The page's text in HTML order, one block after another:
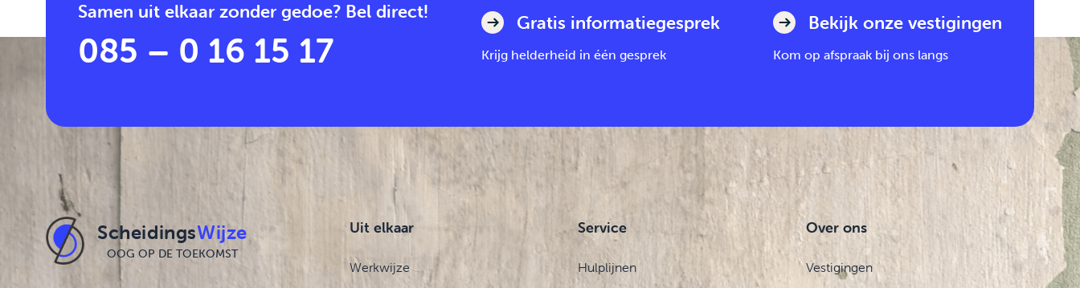
Samen uit elkaar zonder gedoe? Bel direct!
085 – 0 16 15 17
Gratis informatiegesprek
Krijg helderheid in één gesprek
Bekijk onze vestigingen
Kom op afspraak bij ons langs
ScheidingsWijze
OOG OP DE TOEKOMST
Uit elkaar
Werkwijze
Service
Hulplijnen
Over ons
Vestigingen